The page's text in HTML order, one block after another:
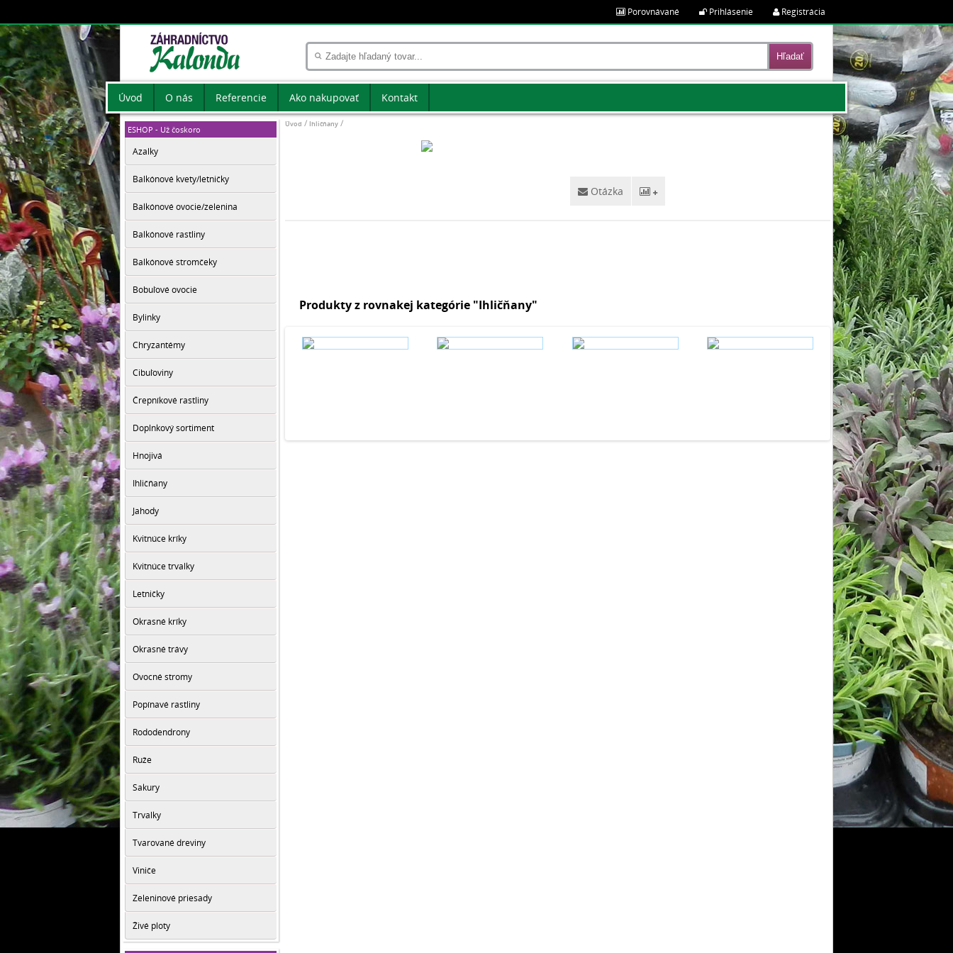
Porovnávané Prihlásenie Registrácia
Úvod O nás Referencie Ako nakupovať Kontakt
ESHOP - Už čoskoro
Azalky
Balkónové kvety/letničky
Balkónové ovocie/zelenina
Balkónové rastliny
Balkónové stromčeky
Bobuľové ovocie
Bylinky
Chryzantémy
Cibuľoviny
Črepníkové rastliny
Doplnkový sortiment
Hnojivá
Ihličňany
Jahody
Kvitnúce kríky
Kvitnúce trvalky
Letničky
Okrasné kríky
Okrasné trávy
Ovocné stromy
Popínavé rastliny
Rododendrony
Ruže
Sakury
Trvalky
Tvarované dreviny
Viniče
Zeleninové priesady
Živé ploty
Úvod Ihličňany
Otázka
Produkty z rovnakej kategórie "Ihličňany"